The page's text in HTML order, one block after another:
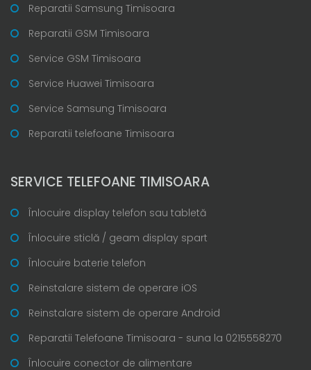
Reparatii Samsung Timisoara
Reparatii GSM Timisoara
Service GSM Timisoara
Service Huawei Timisoara
Service Samsung Timisoara
Reparatii telefoane Timisoara
SERVICE TELEFOANE TIMISOARA
Înlocuire display telefon sau tabletă
Înlocuire sticlă / geam display spart
Înlocuire baterie telefon
Reinstalare sistem de operare iOS
Reinstalare sistem de operare Android
Reparatii Telefoane Timisoara - suna la 0215558270
Înlocuire conector de alimentare